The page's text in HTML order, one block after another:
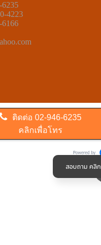
4223
ติดต่อ 02-946-6235
คลิกเพื่อโทร
สอบถาม คลิก